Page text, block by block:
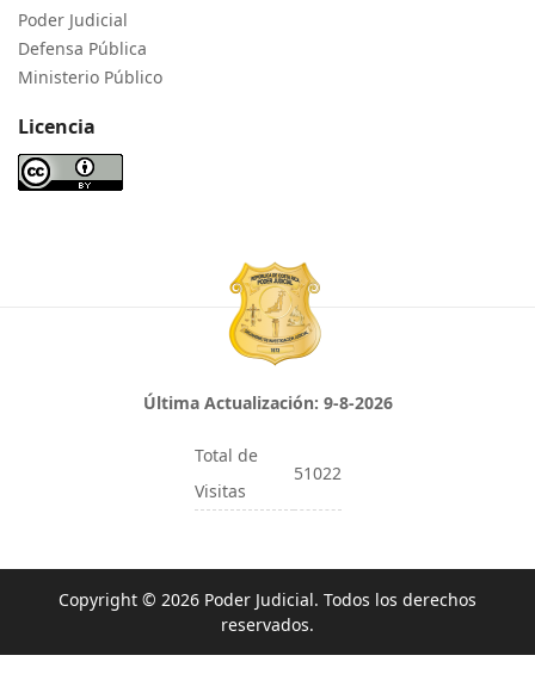
Poder Judicial
Defensa Pública
Ministerio Público
Licencia
Última Actualización: 9-8-2026
Total de
Visitas
51022
Copyright © 2026 Poder Judicial. Todos los derechos
reservados.